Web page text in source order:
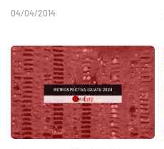
04/04/2014